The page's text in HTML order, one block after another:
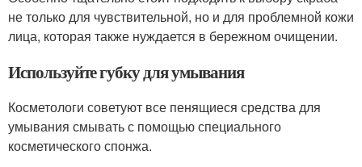
не только для чувствительной, но и для проблемной кожи
лица, которая также нуждается в бережном очищении.
Используйте губку для умывания
Косметологи советуют все пенящиеся средства для
умывания смывать с помощью специального
косметического спонжа.